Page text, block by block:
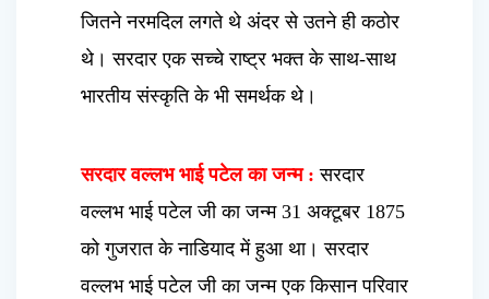
जितने नरमदिल लगते थे अंदर से उतने ही कठोर
थे। सरदार एक सच्चे राष्ट्र भक्त के साथ-साथ
भारतीय संस्कृति के भी समर्थक थे।
सरदार वल्लभ भाई पटेल का जन्म : सरदार
वल्लभ भाई पटेल जी का जन्म 31 अक्टूबर 1875
को गुजरात के नाडियाद में हुआ था। सरदार
वल्लभ भाई पटेल जी का जन्म एक किसान परिवार